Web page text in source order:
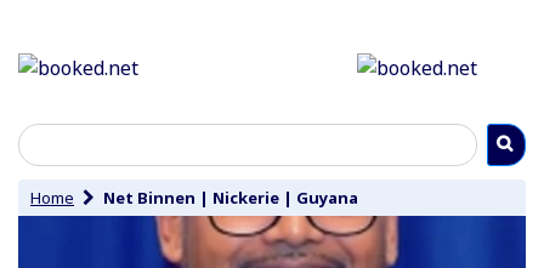
Home Net Binnen | Nickerie | Guyana